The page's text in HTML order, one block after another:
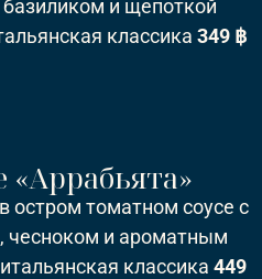
и щепоткой
классика 349 ฿
остром томатном соусе с
чесноком и ароматным
классика 449